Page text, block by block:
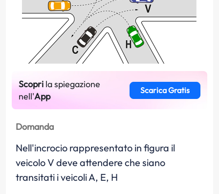
Scopri la spiegazione
nell'App
Scarica Gratis
Domanda
Nell'incrocio rappresentato in figura il
veicolo V deve attendere che siano
transitati i veicoli A, E, H